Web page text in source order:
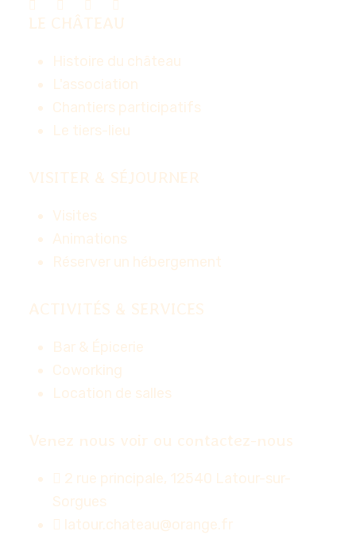
LE CHÂTEAU
Histoire du château
L'association
Chantiers participatifs
Le tiers-lieu
VISITER & SÉJOURNER
Visites
Animations
Réserver un hébergement
ACTIVITÉS & SERVICES
Bar & Épicerie
Coworking
Location de salles
Venez nous voir ou contactez-nous
2 rue principale, 12540 Latour-sur-
Sorgues
latour.chateau@orange.fr